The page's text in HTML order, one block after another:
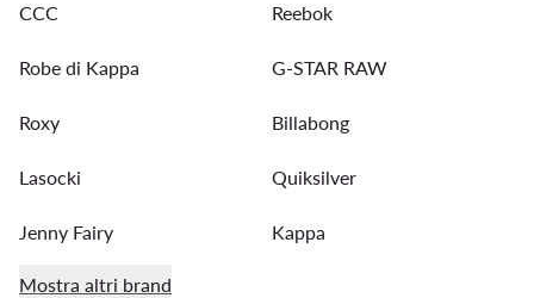
CCC Reebok
Robe di Kappa G-STAR RAW
Roxy Billabong
Lasocki Quiksilver
Jenny Fairy Kappa
Mostra altri brand